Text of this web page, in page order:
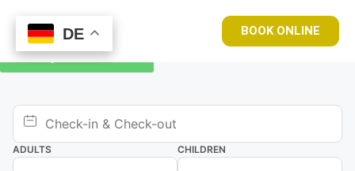
BOOK ONLINE
Book your room now
ADULTS CHILDREN
DE
DE